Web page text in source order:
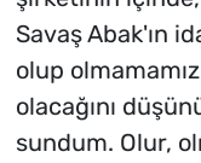
Savaş Abak'ın
olup
olacağını
sundum. Olur,